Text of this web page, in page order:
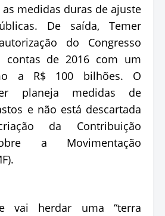
medidas duras de ajuste
De saída, Temer
do Congresso
contas de 2016 com um
a R$ 100 bilhões. O
planeja medidas de
e não está descartada
da Contribuição
a Movimentação
vai herdar uma “terra